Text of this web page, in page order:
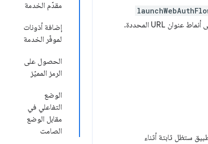
مقدّم الخدمة
إضافة أذونات
لموفّر الخدمة
الحصول على
الرمز المميّز
الوضع
التفاعلي في
مقابل الوضع
الصامت
تستخدم هذه الطريقة نافذة منبثقة في المتصفّح لعرض صفحات موفِّر الخدمة واللقطات. تعيد التوجيه إلى أنماط عنوان URL المحددة.
ستظل ثابتة أثناء